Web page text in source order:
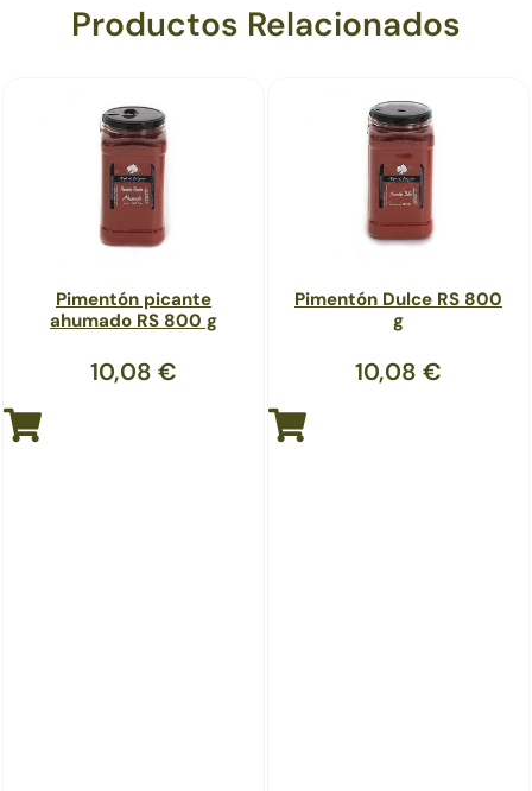
Productos Relacionados
Pimentón picante
ahumado RS 800 g
10,08 €
Pimentón Dulce RS 800
g
10,08 €